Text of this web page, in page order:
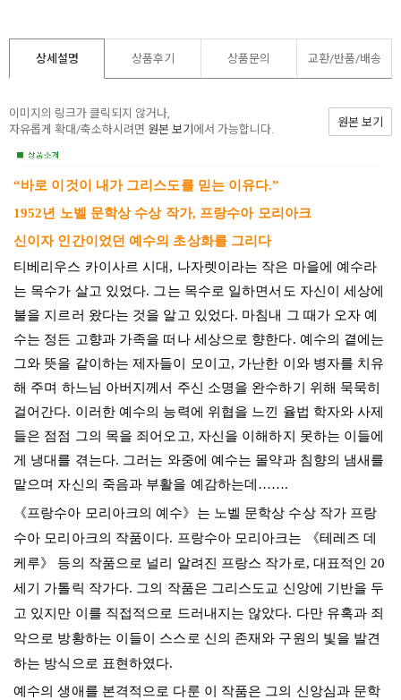
상세설명 상품후기 상품문의 교환/반품/배송
이미지의 링크가 클릭되지 않거나,
자유롭게 확대/축소하시려면 원본 보기 에서 가능합니다.
원본 보기
“바로 이것이 내가 그리스도를 믿는 이유다.”
1952년 노벨 문학상 수상 작가, 프랑수아 모리아크
신이자 인간이었던 예수의 초상화를 그리다
티베리우스 카이사르 시대, 나자렛이라는 작은 마을에 예수라
는 목수가 살고 있었다. 그는 목수로 일하면서도 자신이 세상에
불을 지르러 왔다는 것을 알고 있었다. 마침내 그 때가 오자 예
수는 정든 고향과 가족을 떠나 세상으로 향한다. 예수의 곁에는
그와 뜻을 같이하는 제자들이 모이고, 가난한 이와 병자를 치유
해 주며 하느님 아버지께서 주신 소명을 완수하기 위해 묵묵히
걸어간다. 이러한 예수의 능력에 위협을 느낀 율법 학자와 사제
들은 점점 그의 목을 죄어오고, 자신을 이해하지 못하는 이들에
게 냉대를 겪는다. 그러는 와중에 예수는 몰약과 침향의 냄새를
맡으며 자신의 죽음과 부활을 예감하는데…….
《프랑수아 모리아크의 예수》는 노벨 문학상 수상 작가 프랑
수아 모리아크의 작품이다. 프랑수아 모리아크는 《테레즈 데
케루》 등의 작품으로 널리 알려진 프랑스 작가로, 대표적인 20
세기 가톨릭 작가다. 그의 작품은 그리스도교 신앙에 기반을 두
고 있지만 이를 직접적으로 드러내지는 않았다. 다만 유혹과 죄
악으로 방황하는 이들이 스스로 신의 존재와 구원의 빛을 발견
하는 방식으로 표현하였다.
예수의 생애를 본격적으로 다룬 이 작품은 그의 신앙심과 문학